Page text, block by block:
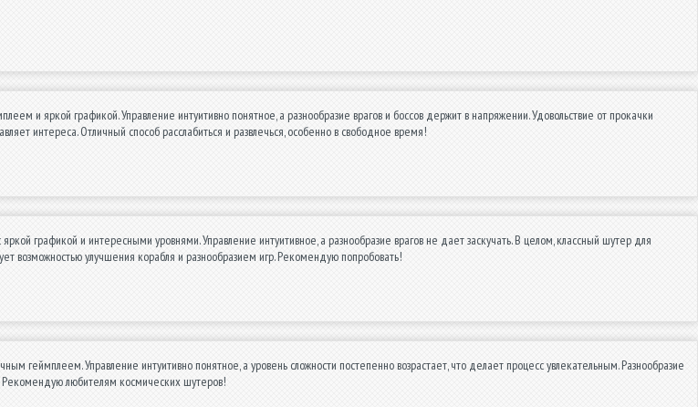
и яркой графикой. Управление интуитивно понятное, а разнообразие врагов и боссов держит в напряжении. Удовольствие от прокачки
интереса. Отличный способ расслабиться и развлечься, особенно в свободное время!
графикой и интересными уровнями. Управление интуитивное, а разнообразие врагов не дает заскучать. В целом, классный шутер для
возможностью улучшения корабля и разнообразием игр. Рекомендую попробовать!
геймплеем. Управление интуитивно понятное, а уровень сложности постепенно возрастает, что делает процесс увлекательным. Разнообразие
Рекомендую любителям космических шутеров!